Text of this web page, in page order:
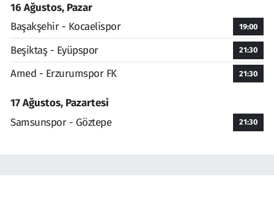
16 Ağustos, Pazar
Başakşehir - Kocaelispor
19:00
Beşiktaş - Eyüpspor 21:30
Amed - Erzurumspor FK 21:30
17 Ağustos, Pazartesi
Samsunspor - Göztepe
21:30